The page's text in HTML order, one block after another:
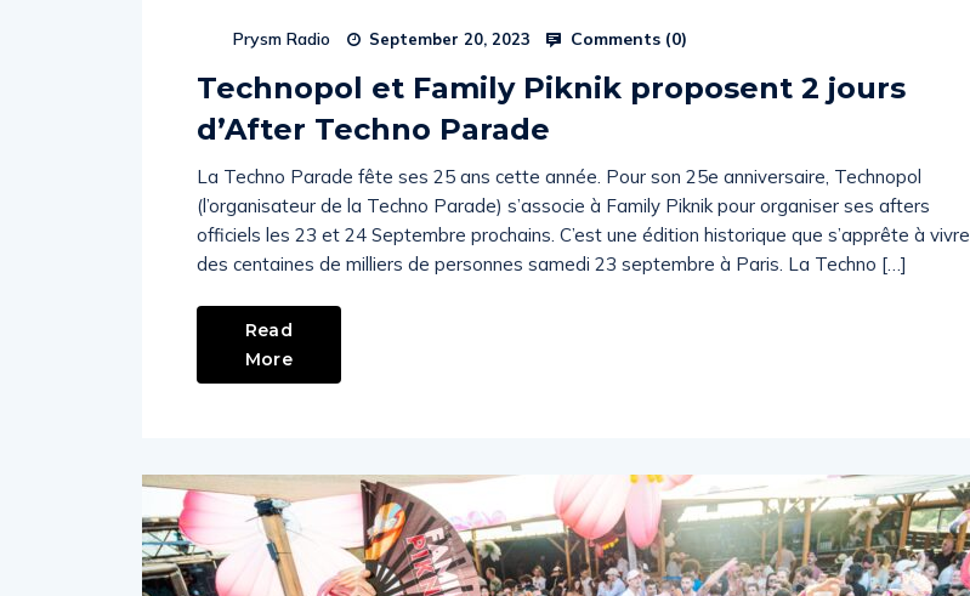
Prysm Radio September 20, 2023 Comments (0)
Technopol et Family Piknik proposent 2 jours
d’After Techno Parade
La Techno Parade fête ses 25 ans cette année. Pour son 25e anniversaire, Technopol
(l’organisateur de la Techno Parade) s’associe à Family Piknik pour organiser ses afters
officiels les 23 et 24 Septembre prochains. C’est une édition historique que s’apprête à vivre
des centaines de milliers de personnes samedi 23 septembre à Paris. La Techno […]
Read
More